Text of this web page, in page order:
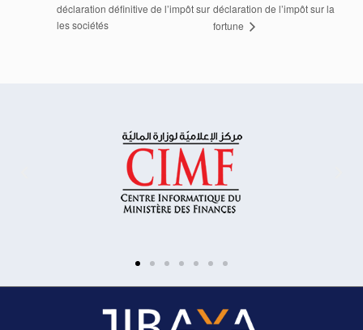
déclaration définitive de l’impôt sur
les sociétés
déclaration de l’impôt sur la
fortune